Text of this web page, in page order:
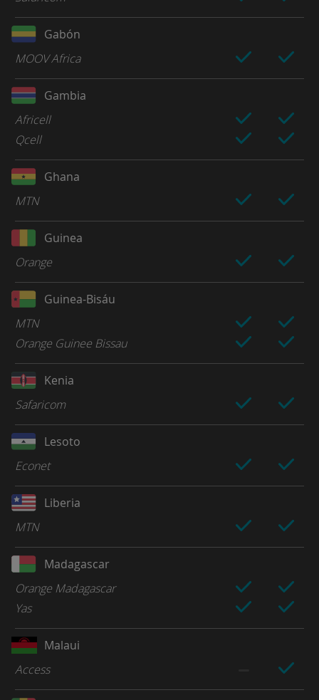
Gabón
MOOV Africa
Gambia
Africell
Qcell
Ghana
MTN
Guinea
Orange
Guinea-Bisáu
MTN
Orange Guinee Bissau
Kenia
Safaricom
Lesoto
Econet
Liberia
MTN
Madagascar
Orange Madagascar
Yas
Malaui
Access